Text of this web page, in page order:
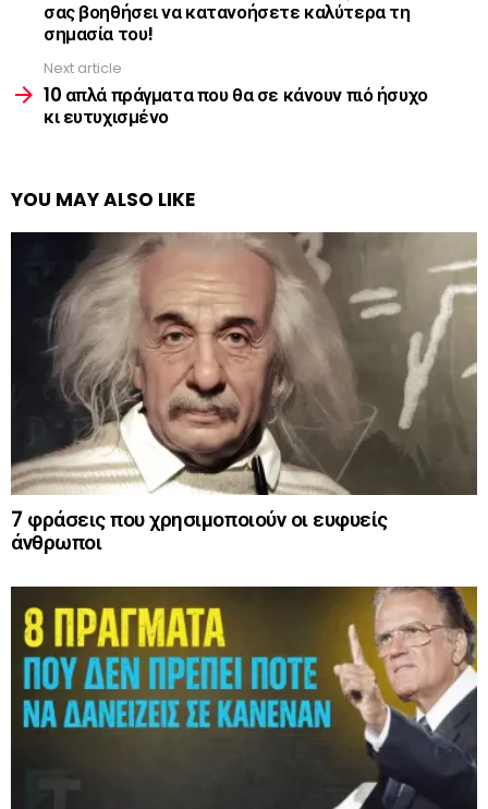
σας βοηθήσει να κατανοήσετε καλύτερα τη
σημασία του!
Next article
10 απλά πράγματα που θα σε κάνουν πιό ήσυχο
κι ευτυχισμένο
YOU MAY ALSO LIKE
7 φράσεις που χρησιμοποιούν οι ευφυείς
άνθρωποι